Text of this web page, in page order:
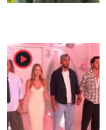
player2